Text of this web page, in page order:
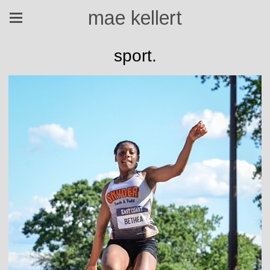
mae kellert
sport.